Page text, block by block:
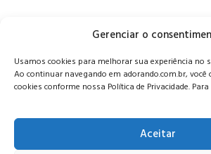
Gerenciar o
Usamos cookies para melhorar sua experiência no
Ao continuar navegando em adorando.com.br, você
cookies conforme nossa Política de Privacidade.
Aceitar
Alameda Oscar Niemeyer, 1033 – 7º Andar -
Serra - Nova Lima/MG, CEP:
CONTATO: